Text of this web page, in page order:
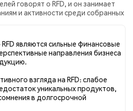
говорят о RFD, и он занимает
и активности среди собранных
было Нейтральный. Всего было
статей о RFD. В Twitter 0.00%
по сравнению с 0.00% твитов с
100.00% твитов были
к RFD. Эти данные основаны на
являются сильные финансовые
направления бизнеса
взгляда на RFD: слабое
уникальных продуктов,
в долгосрочной